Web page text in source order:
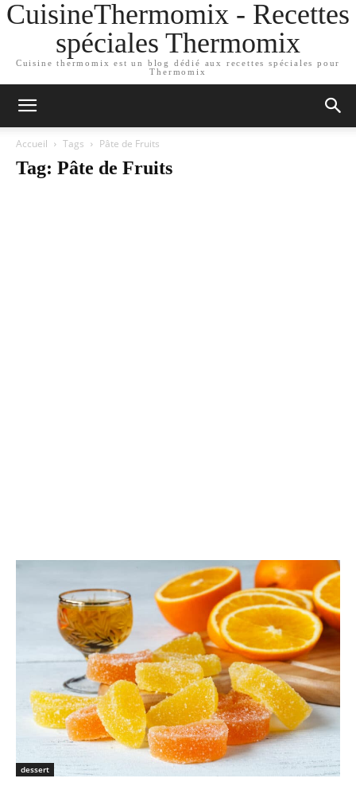
CuisineThermomix - Recettes
spéciales Thermomix
Cuisine thermomix est un blog dédié aux recettes spéciales pour
Thermomix
Accueil Tags Pâte de Fruits
Tag: Pâte de Fruits
dessert